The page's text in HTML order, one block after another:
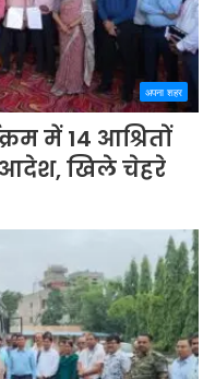
अपना शहर
में 14 आश्रितों
आदेश, खिले चेहरे